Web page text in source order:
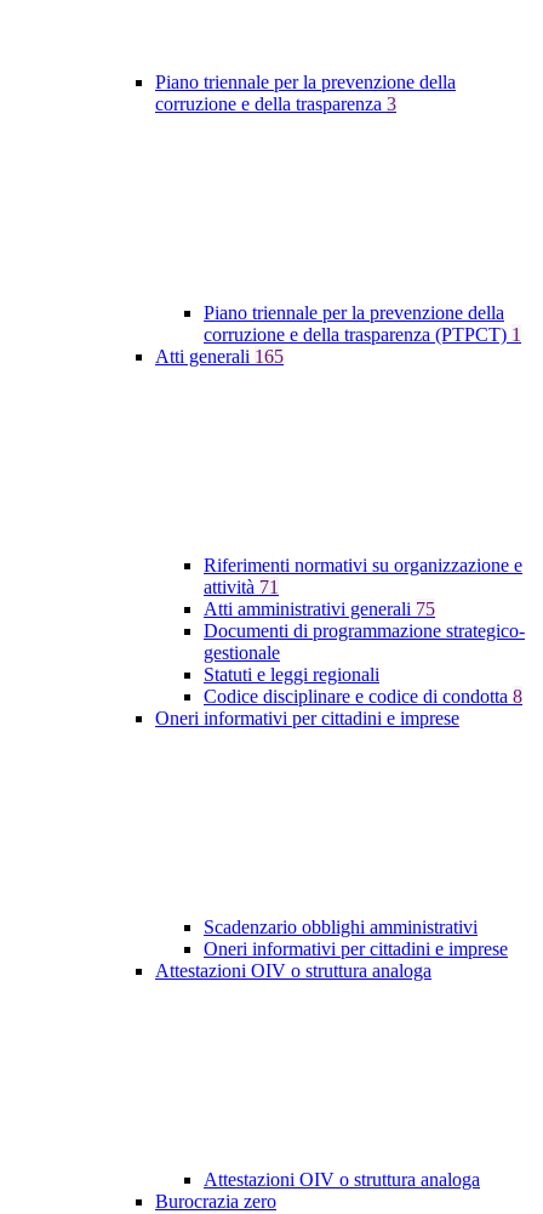
Piano triennale per la prevenzione della
corruzione e della trasparenza 3
Piano triennale per la prevenzione della
corruzione e della trasparenza (PTPCT) 1
Atti generali 165
Riferimenti normativi su organizzazione e
attività 71
Atti amministrativi generali 75
Documenti di programmazione strategico-
gestionale
Statuti e leggi regionali
Codice disciplinare e codice di condotta 8
Oneri informativi per cittadini e imprese
Scadenzario obblighi amministrativi
Oneri informativi per cittadini e imprese
Attestazioni OIV o struttura analoga
Attestazioni OIV o struttura analoga
Burocrazia zero